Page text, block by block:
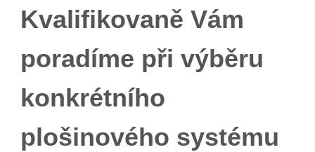
Kvalifikovaně Vám
poradíme při výběru
konkrétního
plošinového systému